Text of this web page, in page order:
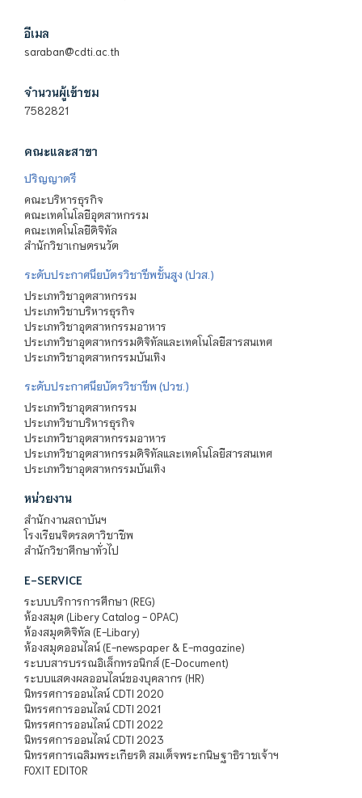
อีเมล
saraban@cdti.ac.th
จำนวนผู้เข้าชม
7582821
คณะและสาขา
ปริญญาตรี
คณะบริหารธุรกิจ
คณะเทคโนโลยีอุตสาหกรรม
คณะเทคโนโลยีดิจิทัล
สำนักวิชาเกษตรนวัต
ระดับประกาศนียบัตรวิชาชีพชั้นสูง (ปวส.)
ประเภทวิชาอุตสาหกรรม
ประเภทวิชาบริหารธุรกิจ
ประเภทวิชาอุตสาหกรรมอาหาร
ประเภทวิชาอุตสาหกรรมดิจิทัลและเทคโนโลยีสารสนเทศ
ประเภทวิชาอุตสาหกรรมบันเทิง
ระดับประกาศนียบัตรวิชาชีพ (ปวช.)
ประเภทวิชาอุตสาหกรรม
ประเภทวิชาบริหารธุรกิจ
ประเภทวิชาอุตสาหกรรมอาหาร
ประเภทวิชาอุตสาหกรรมดิจิทัลและเทคโนโลยีสารสนเทศ
ประเภทวิชาอุตสาหกรรมบันเทิง
หน่วยงาน
สำนักงานสถาบันฯ
โรงเรียนจิตรลดาวิชาชีพ
สำนักวิชาศึกษาทั่วไป
E-SERVICE
ระบบบริการการศึกษา (REG)
ห้องสมุด (Libery Catalog - OPAC)
ห้องสมุดดิจิทัล (E-Libary)
ห้องสมุดออนไลน์ (E-newspaper & E-magazine)
ระบบสารบรรณอิเล็กทรอนิกส์ (E-Document)
ระบบแสดงผลออนไลน์ของบุคลากร (HR)
นิทรรศการออนไลน์ CDTI 2020
นิทรรศการออนไลน์ CDTI 2021
นิทรรศการออนไลน์ CDTI 2022
นิทรรศการออนไลน์ CDTI 2023
นิทรรศการเฉลิมพระเกียรติ สมเด็จพระกนิษฐาธิราชเจ้าฯ
FOXIT EDITOR